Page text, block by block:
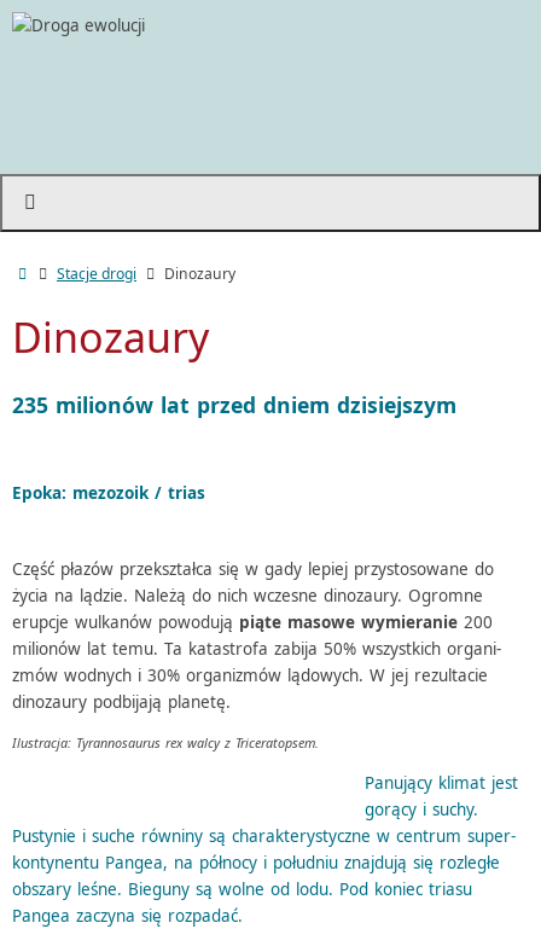
Stacje drogi Dinozaury
Dinozaury
235 milio­nów lat przed dniem dzisiejszym
Epoka: mezo­zoik / trias
Część płazów prze­kształca się w gady lepiej przy­sto­so­wane do
życia na lądzie. Należą do nich wcze­sne dino­zaury. Ogromne
erup­cje wulka­nów powo­dują piąte masowe wymie­ra­nie 200
milio­nów lat temu. Ta kata­strofa zabija 50% wszyst­kich orga­ni­
zmów wodnych i 30% orga­ni­zmów lądo­wych. W jej rezul­ta­cie
dino­zaury podbi­jają planetę.
Ilustra­cja: Tyran­no­sau­rus rex walcy z Triceratopsem.
Panu­jący klimat jest
gorący i suchy.
Pusty­nie i suche równiny są charak­te­ry­styczne w centrum super­
kon­ty­nentu Pangea, na północy i połu­dniu znaj­dują się rozle­głe
obszary leśne. Bieguny są wolne od lodu. Pod koniec triasu
Pangea zaczyna się rozpadać.